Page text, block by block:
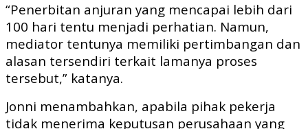
“Penerbitan anjuran yang mencapai lebih dari
100 hari tentu menjadi perhatian. Namun,
mediator tentunya memiliki pertimbangan dan
alasan tersendiri terkait lamanya proses
tersebut,” katanya.
Jonni menambahkan, apabila pihak pekerja
tidak menerima keputusan perusahaan yang